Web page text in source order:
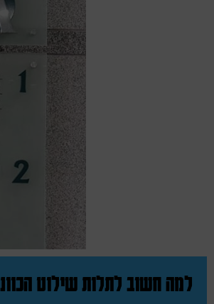
למה חשוב לתלות שילוט